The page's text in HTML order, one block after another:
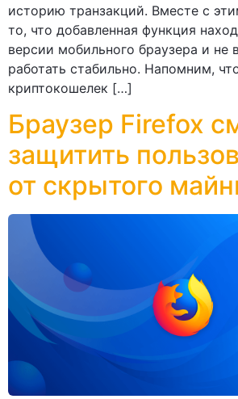
историю транзакций. Вместе с
то, что добавленная функция
версии мобильного браузера и не
работать стабильно. Напомним,
криптокошелек […]
Браузер Firefox
защитить
от скрытого